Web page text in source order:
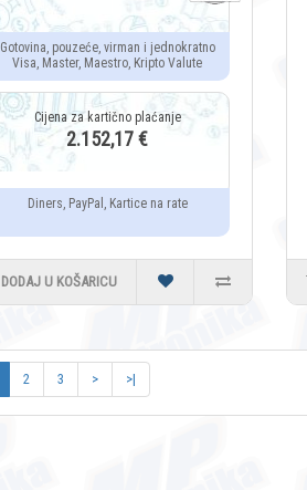
Gotovina, pouzeće, virman i jednokratno
Visa, Master, Maestro, Kripto Valute
2.152,17 €
Diners, PayPal, Kartice na rate
DODAJ U KOŠARICU
2 3 > >|